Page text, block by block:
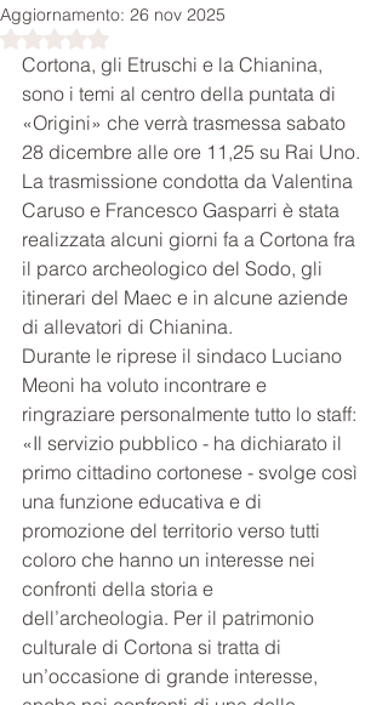
Aggiornamento: 26 nov 2025
Valutazione NaN stelle su 5.
Cortona, gli Etruschi e la Chianina,
sono i temi al centro della puntata di
«Origini» che verrà trasmessa sabato
28 dicembre alle ore 11,25 su Rai Uno.
La trasmissione condotta da Valentina
Caruso e Francesco Gasparri è stata
realizzata alcuni giorni fa a Cortona fra
il parco archeologico del Sodo, gli
itinerari del Maec e in alcune aziende
di allevatori di Chianina.
Durante le riprese il sindaco Luciano
Meoni ha voluto incontrare e
ringraziare personalmente tutto lo staff:
«Il servizio pubblico - ha dichiarato il
primo cittadino cortonese - svolge così
una funzione educativa e di
promozione del territorio verso tutti
coloro che hanno un interesse nei
confronti della storia e
dell’archeologia. Per il patrimonio
culturale di Cortona si tratta di
un’occasione di grande interesse,